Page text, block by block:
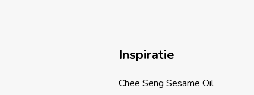
Inspiratie
Chee Seng Sesame Oil